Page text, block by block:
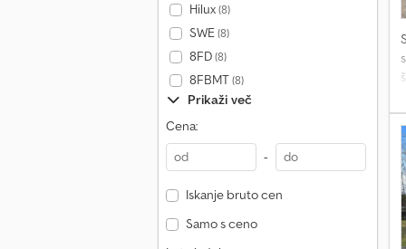
Hilux(8)
SWE(8)
8FD(8)
8FBMT(8)
Prikaži več
Cena:
-
Iskanje bruto cen
Samo s ceno